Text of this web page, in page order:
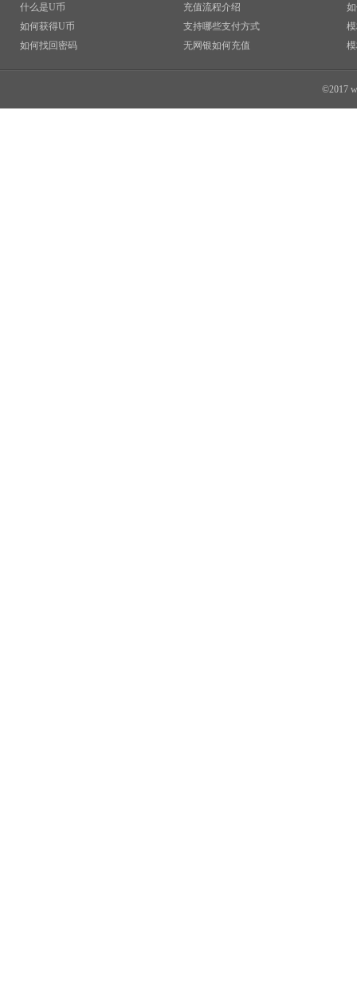
什么是U币
如何获得U币
如何找回密码
充值流程介绍
支持哪些支付方式
无网银如何充值
©2017